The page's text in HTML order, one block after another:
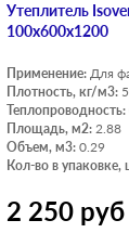
Утеплитель
100х600х1200
Применение: Для
Плотность, кг/м3:
Теплопроводность:
Площадь, м2: 2.88
Объем, м3: 0.29
Кол-во в упаковке,
2 250 руб